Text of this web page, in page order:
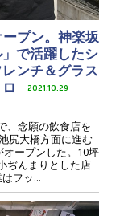
プン。神楽坂
で活躍したシ
ンチ＆グラス
2021.10.29
、念願の飲食店を
尻大橋方面に進む
ープンした。10坪
ぢんまりとした店
フッ...